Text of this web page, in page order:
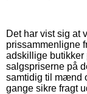
Det har vist sig at
prissammenligne
adskillige butikker
salgspriserne på
samtidig til mænd
gange sikre fragt